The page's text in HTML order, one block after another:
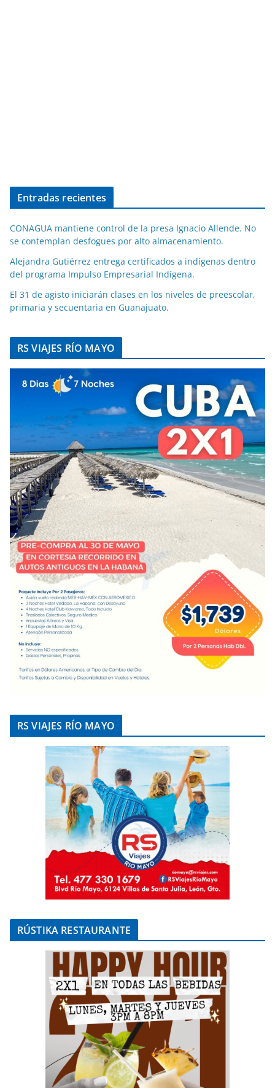
Entradas recientes
CONAGUA mantiene control de la presa Ignacio Allende. No
se contemplan desfogues por alto almacenamiento.
Alejandra Gutiérrez entrega certificados a indígenas dentro
del programa Impulso Empresarial Indígena.
El 31 de agisto iniciarán clases en los niveles de preescolar,
primaria y secuentaria en Guanajuato.
RS VIAJES RÍO MAYO
RS VIAJES RÍO MAYO
RÚSTIKA RESTAURANTE